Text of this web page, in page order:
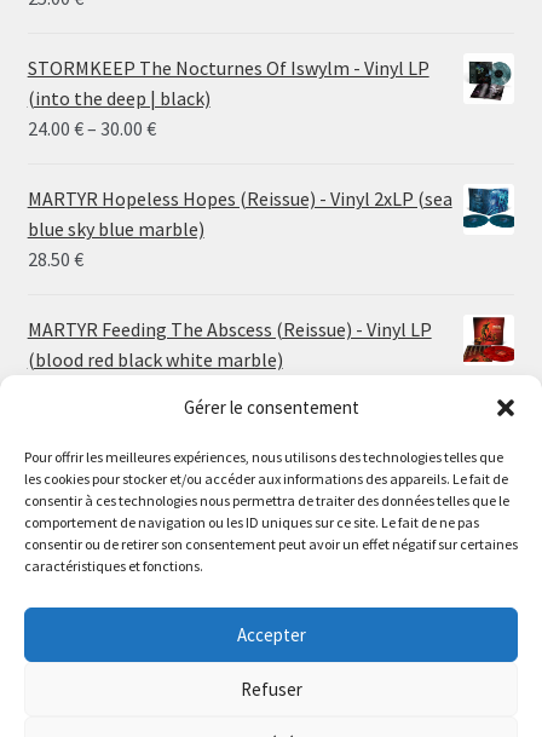
Gérer le consentement
Pour offrir les meilleures expériences, nous utilisons des technologies telles que
les cookies pour stocker et/ou accéder aux informations des appareils. Le fait de
consentir à ces technologies nous permettra de traiter des données telles que le
comportement de navigation ou les ID uniques sur ce site. Le fait de ne pas
consentir ou de retirer son consentement peut avoir un effet négatif sur certaines
caractéristiques et fonctions.
Accepter
Refuser
Le magasin de Lyon sera fermé du 30 juillet au 17 août
inclus. Les commandes seront expédiées à partir du 18
The physical record shop will be closed from july 30th to
august 17th included. Online orders will start shipping on
august 18th.
STORMKEEP The Nocturnes Of Iswylm - Vinyl LP
(into the deep | black)
24.00 €– 30.00 €Price
24.00 €
through
MARTYR Hopeless Hopes (Reissue) - Vinyl 2xLP (sea
blue sky blue marble)
28.50 €
MARTYR Feeding The Abscess (Reissue) - Vinyl LP
(blood red black white marble)
MARTYR Warp Zone (Reissue) - Vinyl LP (swamp
green orange marble)
23.00€